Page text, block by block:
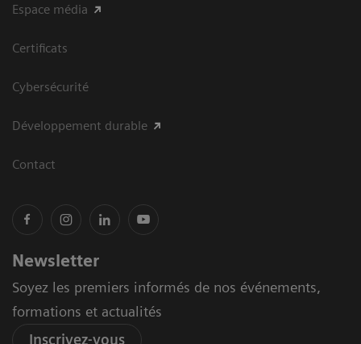
Espace média
Certificats
Cybersécurité
Développement durable
Contact
Newsletter
Soyez les premiers informés de nos événements,
formations et actualités
Inscrivez-vous